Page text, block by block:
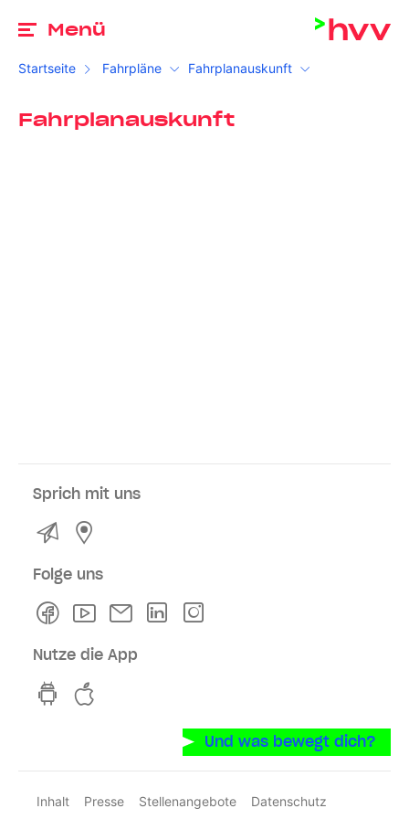
Menü
Startseite Fahrpläne Fahrplanauskunft
Fahrplanauskunft
Sprich mit uns
Kontakt
Folge uns
FacebookYoutubeNewsletterLinkedln
Nutze die App
hvv switch App auf GooglePlay
Und was bewegt dich?
Inhalt Presse Stellenangebote
Datenschutz